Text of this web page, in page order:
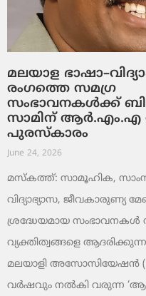
മലയാള
രംഗത്തെ സമഗ്ര
സംഭാവനകൾക്ക്
സാമിന് ആർ.എം.എ
പുരസ്‌കാരം
June 24, 2026
മസ്കത്ത്: സാമൂഹിക,
വിദ്യാഭ്യാസ, ജീവകാരുണ്യ
ശ്രദ്ധേയമായ
വ്യക്തിത്വങ്ങളെ
മലയാളി അസോസിയേഷൻ
വർഷവും നൽകി വരുന്ന